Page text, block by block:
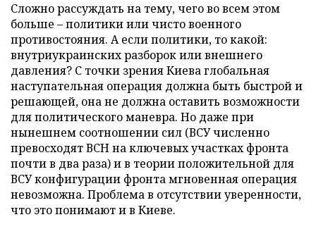
Сложно рассуждать на тему, чего во всем этом
больше – политики или чисто военного
противостояния. А если политики, то какой:
внутриукраинских разборок или внешнего
давления? С точки зрения Киева глобальная
наступательная операция должна быть быстрой и
решающей, она не должна оставить возможности
для политического маневра. Но даже при
нынешнем соотношении сил (ВСУ численно
превосходят ВСН на ключевых участках фронта
почти в два раза) и в теории положительной для
ВСУ конфигурации фронта мгновенная операция
невозможна. Проблема в отсутствии уверенности,
что это понимают и в Киеве.